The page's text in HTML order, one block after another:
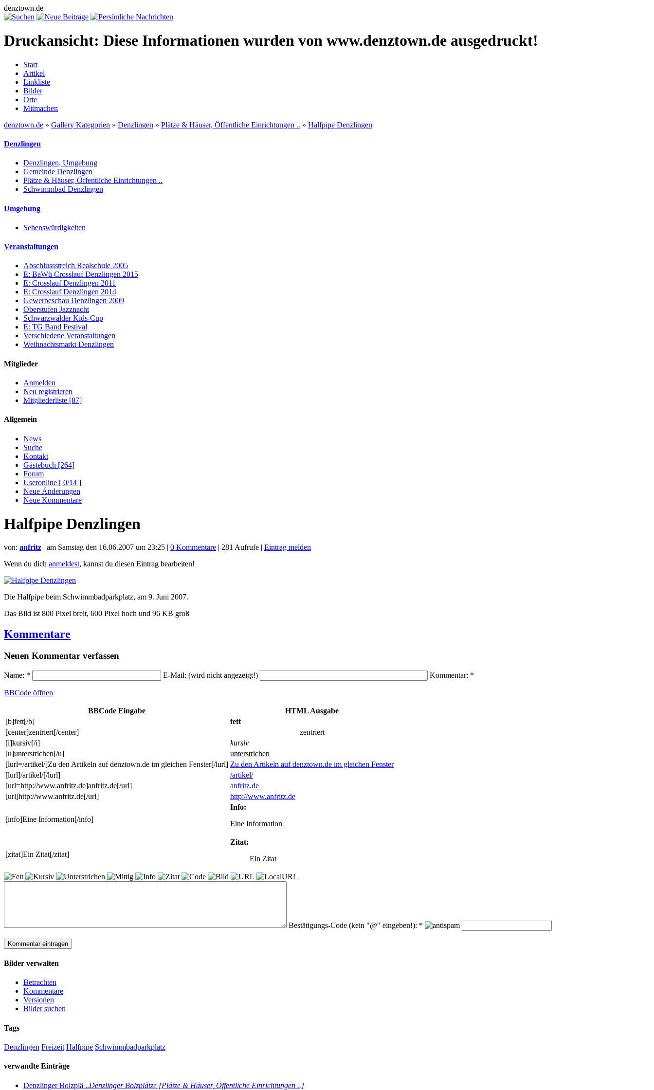
denztown.de
Druckansicht: Diese Informationen wurden von www.denztown.de ausgedruckt!
Start
Artikel
Linkliste
Bilder
Orte
Mitmachen
denztown.de » Gallery Kategorien » Denzlingen » Plätze & Häuser, Öffentliche Einrichtungen .. » Halfpipe Denzlingen
Denzlingen
Denzlingen, Umgebung
Gemeinde Denzlingen
Plätze & Häuser, Öffentliche Einrichtungen ..
Schwimmbad Denzlingen
Umgebung
Sehenswürdigkeiten
Veranstaltungen
Abschlussstreich Realschule 2005
E: BaWü Crosslauf Denzlingen 2015
E: Crosslauf Denzlingen 2011
E: Crosslauf Denzlingen 2014
Gewerbeschau Denzlingen 2009
Oberstufen Jazznacht
Schwarzwälder Kids-Cup
E: TG Band Festival
Verschiedene Veranstaltungen
Weihnachtsmarkt Denzlingen
Mitglieder
Anmelden
Neu registrieren
Mitgliederliste [87]
Allgemein
News
Suche
Kontakt
Gästebuch [264]
Forum
Useronline [ 0/14 ]
Neue Änderungen
Neue Kommentare
Halfpipe Denzlingen
von: anfritz | am Samstag den 16.06.2007 um 23:25 | 0 Kommentare | 281 Aufrufe | Eintrag melden
Wenn du dich anmeldest, kannst du diesen Eintrag bearbeiten!
Die Halfpipe beim Schwimmbadparkplatz, am 9. Juni 2007.
Das Bild ist 800 Pixel breit, 600 Pixel hoch und 96 KB groß
Kommentare
Neuen Kommentar verfassen
Name: * E-Mail: (wird nicht angezeigt!) Kommentar: *
BBCode öffnen
BBCode Eingabe
HTML Ausgabe
[b]fett[/b]
fett
[center]zentriert[/center]
zentriert
[i]kursiv[/i]
kursiv
[u]unterstrichen[/u]
unterstrichen
[lurl=/artikel/]Zu den Artikeln auf denztown.de im gleichen Fenster[/lurl] Zu den Artikeln auf denztown.de im gleichen Fenster
[lurl]/artikel/[/lurl]
/artikel/
[url=http://www.anfritz.de]anfritz.de[/url]
anfritz.de
[url]http://www.anfritz.de[/url]
http://www.anfritz.de
[info]Eine Information[/info]
Info:
Eine Information
[zitat]Ein Zitat[/zitat]
Zitat:
Ein Zitat
Bestätigungs-Code (kein "@" eingeben!): *
Bilder verwalten
Betrachten
Kommentare
Versionen
Bilder suchen
Tags
Denzlingen Freizeit Halfpipe Schwimmbadparkplatz
verwandte Einträge
Denzlinger Bolzplä ..Denzlinger Bolzplätze [Plätze & Häuser, Öffentliche Einrichtungen ..]